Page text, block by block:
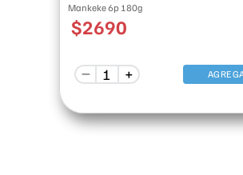
Mankeke 6p 180g
$2690
＋
－